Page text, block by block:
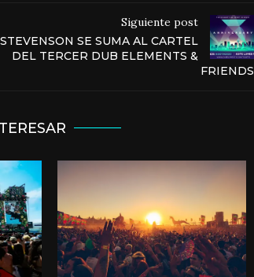
Siguiente post
SE SUMA AL CARTEL
DEL TERCER DUB ELEMENTS &
FRIENDS